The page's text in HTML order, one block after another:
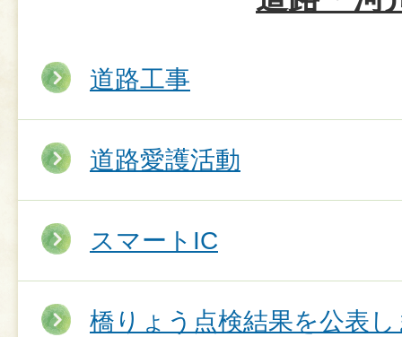
道路工事
道路愛護活動
スマートIC
橋りょう点検結果を公表